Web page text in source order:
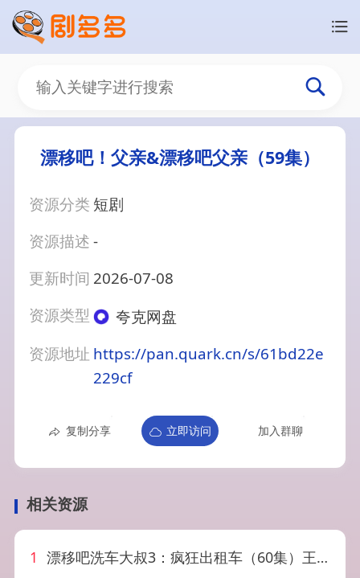
漂移吧！父亲&漂移吧父亲（59集）
资源分类 短剧
资源描述-
更新时间 2026-07-08
资源类型
夸克网盘
资源地址 https://pan.quark.cn/s/61bd22e
229cf
复制分享 立即访问 加入群聊
相关资源
1 漂移吧洗车大叔3：疯狂出租车（60集）王已歌＆子涵